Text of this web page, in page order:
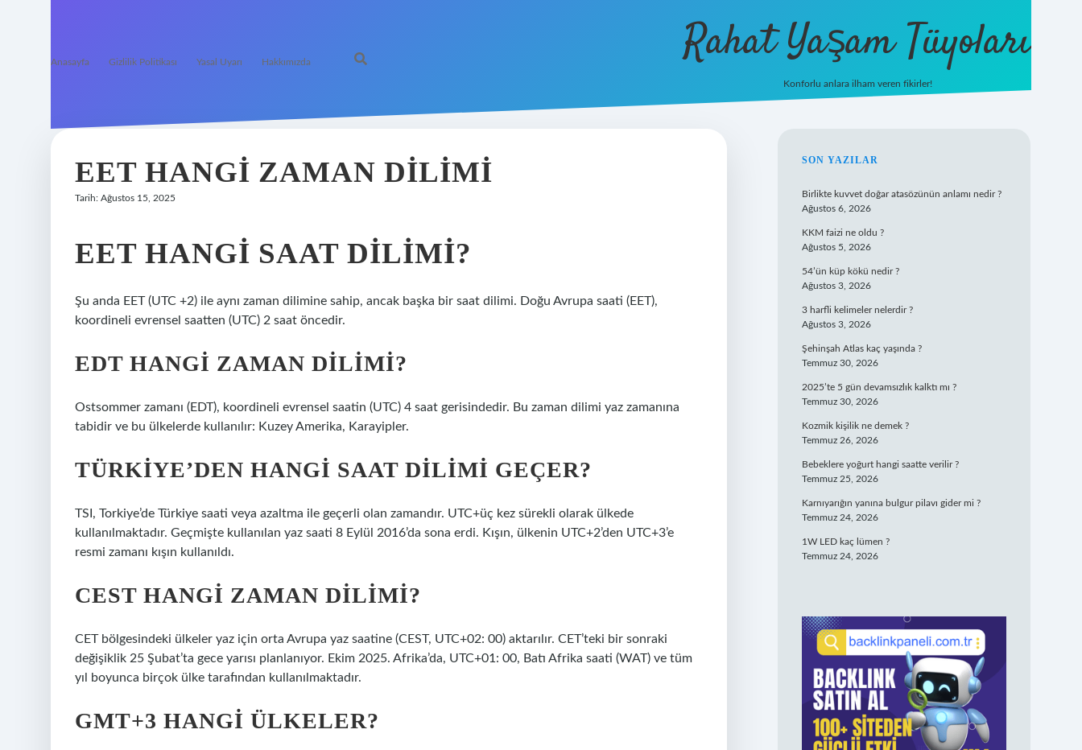
Anasayfa Gizlilik Politikası Yasal Uyarı Hakkımızda Rahat Yaşam Tüyoları
Konforlu anlara ilham veren fikirler!
EET HANGI ZAMAN DILIMI
Tarih: Ağustos 15, 2025
EET HANGI SAAT DILIMI?
Şu anda EET (UTC +2) ile aynı zaman dilimine sahip, ancak başka bir saat dilimi. Doğu Avrupa saati (EET),
koordineli evrensel saatten (UTC) 2 saat öncedir.
EDT HANGI ZAMAN DILIMI?
Ostsommer zamanı (EDT), koordineli evrensel saatin (UTC) 4 saat gerisindedir. Bu zaman dilimi yaz zamanına
tabidir ve bu ülkelerde kullanılır: Kuzey Amerika, Karayipler.
TÜRKIYE’DEN HANGI SAAT DILIMI GEÇER?
TSI, Torkiye’de Türkiye saati veya azaltma ile geçerli olan zamandır. UTC+üç kez sürekli olarak ülkede
kullanılmaktadır. Geçmişte kullanılan yaz saati 8 Eylül 2016’da sona erdi. Kışın, ülkenin UTC+2’den UTC+3’e
resmi zamanı kışın kullanıldı.
CEST HANGI ZAMAN DILIMI?
CET bölgesindeki ülkeler yaz için orta Avrupa yaz saatine (CEST, UTC+02: 00) aktarılır. CET’teki bir sonraki
değişiklik 25 Şubat’ta gece yarısı planlanıyor. Ekim 2025. Afrika’da, UTC+01: 00, Batı Afrika saati (WAT) ve tüm
yıl boyunca birçok ülke tarafından kullanılmaktadır.
GMT+3 HANGI ÜLKELER?
SIDEBAR
SON YAZILAR
Birlikte kuvvet doğar atasözünün anlamı nedir ?
Ağustos 6, 2026
KKM faizi ne oldu ?
Ağustos 5, 2026
54’ün küp kökü nedir ?
Ağustos 3, 2026
3 harfli kelimeler nelerdir ?
Ağustos 3, 2026
Şehinşah Atlas kaç yaşında ?
Temmuz 30, 2026
2025’te 5 gün devamsızlık kalktı mı ?
Temmuz 30, 2026
Kozmik kişilik ne demek ?
Temmuz 26, 2026
Bebeklere yoğurt hangi saatte verilir ?
Temmuz 25, 2026
Karnıyarığın yanına bulgur pilavı gider mi ?
Temmuz 24, 2026
1W LED kaç lümen ?
Temmuz 24, 2026